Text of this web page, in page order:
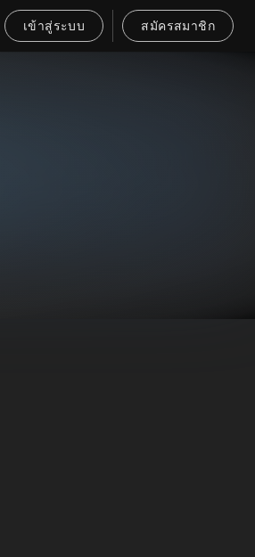
เข้าสู่ระบบ สมัครสมาชิก